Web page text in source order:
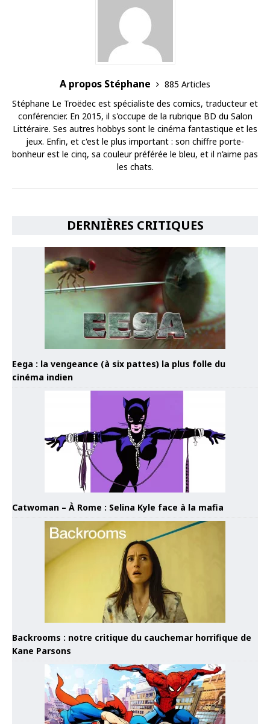
A propos Stéphane
885 Articles
Stéphane Le Troëdec est spécialiste des comics, traducteur et
conférencier. En 2015, il s'occupe de la rubrique BD du Salon
Littéraire. Ses autres hobbys sont le cinéma fantastique et les
jeux. Enfin, et c'est le plus important : son chiffre porte-
bonheur est le cinq, sa couleur préférée le bleu, et il n’aime pas
les chats.
DERNIÈRES CRITIQUES
Eega : la vengeance (à six pattes) la plus folle du
cinéma indien
Catwoman – À Rome : Selina Kyle face à la mafia
Backrooms : notre critique du cauchemar horrifique de
Kane Parsons